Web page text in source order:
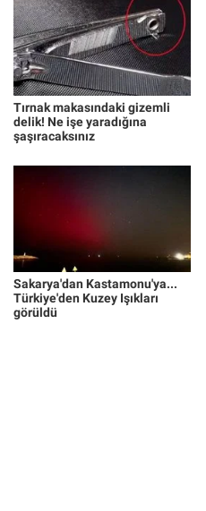
Tırnak makasındaki gizemli
delik! Ne işe yaradığına
şaşıracaksınız
Sakarya'dan Kastamonu'ya...
Türkiye'den Kuzey Işıkları
görüldü